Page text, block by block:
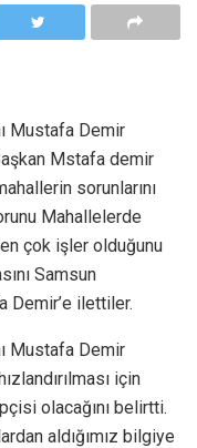
Mustafa Demir
Mstafa demir
sorunlarını
Mahallelerde
çok işler olduğunu
Samsun
Demir’e ilettiler.
Mustafa Demir
için
olacağını belirtti.
aldığımız bilgiye